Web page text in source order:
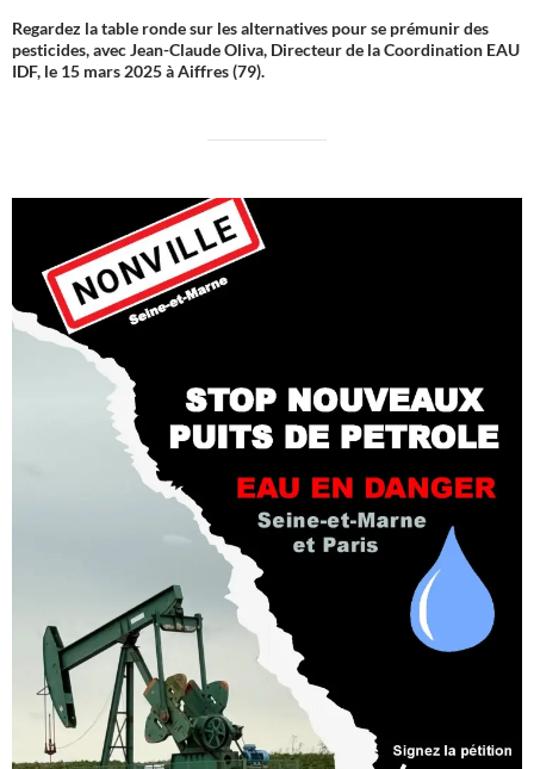
Regardez la table ronde sur les alternatives pour se prémunir des
pesticides, avec Jean-Claude Oliva, Directeur de la Coordination EAU
IDF, le 15 mars 2025 à Aiffres (79).